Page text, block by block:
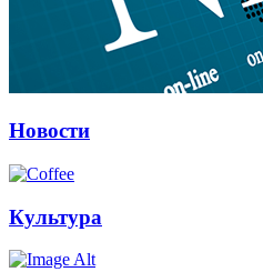
Новости
Культура